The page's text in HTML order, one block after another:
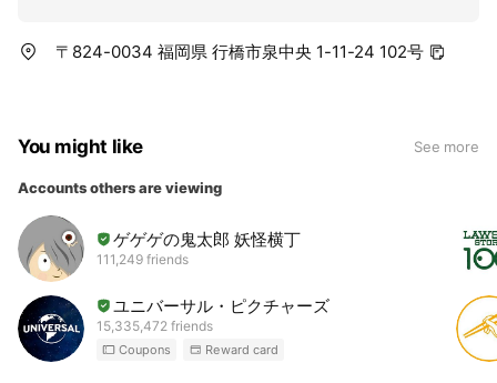
〒824-0034 福岡県 行橋市泉中央 1-11-24 102号
You might like See more
Accounts others are viewing
ゲゲゲの鬼太郎 妖怪横丁
111,249 friends
ユニバーサル・ピクチャーズ
15,335,472 friends
Coupons Reward card